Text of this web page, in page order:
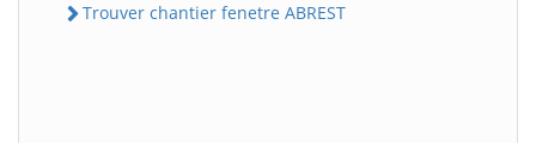
Trouver chantier fenetre ABREST